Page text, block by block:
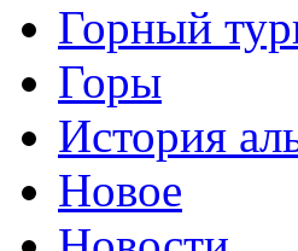
Горный
Горы
История
Новое